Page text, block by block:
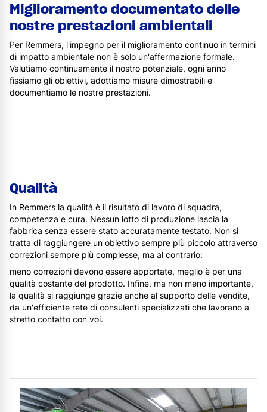
Miglioramento documentato delle
nostre prestazioni ambientali
Per Remmers, l'impegno per il miglioramento continuo in termini
di impatto ambientale non è solo un'affermazione formale.
Valutiamo continuamente il nostro potenziale, ogni anno
fissiamo gli obiettivi, adottiamo misure dimostrabili e
documentiamo le nostre prestazioni.
Qualità
In Remmers la qualità è il risultato di lavoro di squadra,
competenza e cura. Nessun lotto di produzione lascia la
fabbrica senza essere stato accuratamente testato. Non si
tratta di raggiungere un obiettivo sempre più piccolo attraverso
correzioni sempre più complesse, ma al contrario:
meno correzioni devono essere apportate, meglio è per una
qualità costante del prodotto. Infine, ma non meno importante,
la qualità si raggiunge grazie anche al supporto delle vendite,
da un'efficiente rete di consulenti specializzati che lavorano a
stretto contatto con voi.